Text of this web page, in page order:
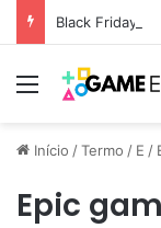
Black Friday:
Menu
Início /Termo / E /
Epic